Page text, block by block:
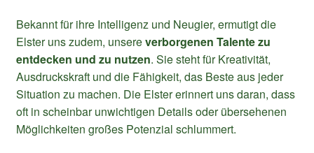
Bekannt für ihre Intelligenz und Neugier, ermutigt die
Elster uns zudem, unsereverborgenen Talente zu
entdecken und zu nutzen. Sie steht für Kreativität,
Ausdruckskraft und die Fähigkeit, das Beste aus jeder
Situation zu machen. Die Elster erinnert uns daran, dass
oft in scheinbar unwichtigen Details oder übersehenen
Möglichkeiten großes Potenzial schlummert.